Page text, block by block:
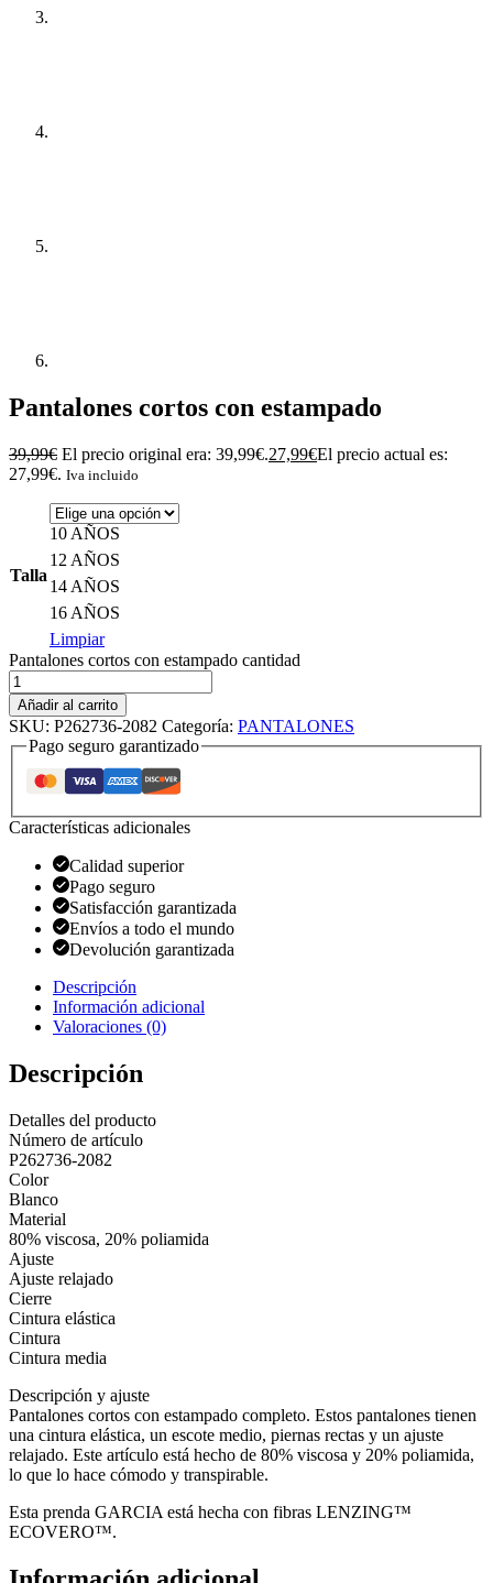
Pantalones cortos con estampado
39,99€ El precio original era: 39,99€.27,99€El precio actual es:
27,99€. Iva incluido
Talla
10 AÑOS
12 AÑOS
14 AÑOS
16 AÑOS
Limpiar
Pantalones cortos con estampado cantidad
Añadir al carrito
SKU: P262736-2082 Categoría: PANTALONES
Pago seguro garantizado
Características adicionales
Calidad superior
Pago seguro
Satisfacción garantizada
Envíos a todo el mundo
Devolución garantizada
Descripción
Información adicional
Valoraciones (0)
Descripción
Detalles del producto
Número de artículo
P262736-2082
Color
Blanco
Material
80% viscosa, 20% poliamida
Ajuste
Ajuste relajado
Cierre
Cintura elástica
Cintura
Cintura media
Descripción y ajuste
Pantalones cortos con estampado completo. Estos pantalones tienen
una cintura elástica, un escote medio, piernas rectas y un ajuste
relajado. Este artículo está hecho de 80% viscosa y 20% poliamida,
lo que lo hace cómodo y transpirable.
Esta prenda GARCIA está hecha con fibras LENZING™
ECOVERO™.